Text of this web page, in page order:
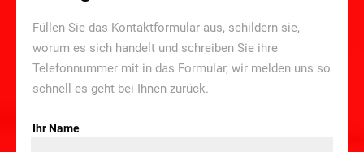
Füllen Sie das Kontaktformular aus, schildern sie,
worum es sich handelt und schreiben Sie ihre
Telefonnummer mit in das Formular, wir melden uns so
schnell es geht bei Ihnen zurück.
Ihr Name